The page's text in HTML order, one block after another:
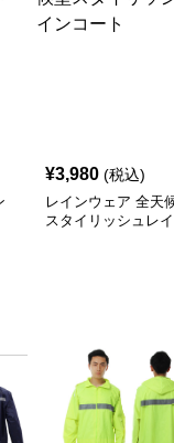
¥3,980 (税込)
レインウェア 全天
スタイリッシュレ